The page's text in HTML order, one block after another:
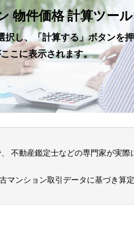
物件価格 計算ツール
択し、「計算する」ボタンを
こに表示されます。
不動産鑑定士などの専門家が実際
マンション取引データに基づき算